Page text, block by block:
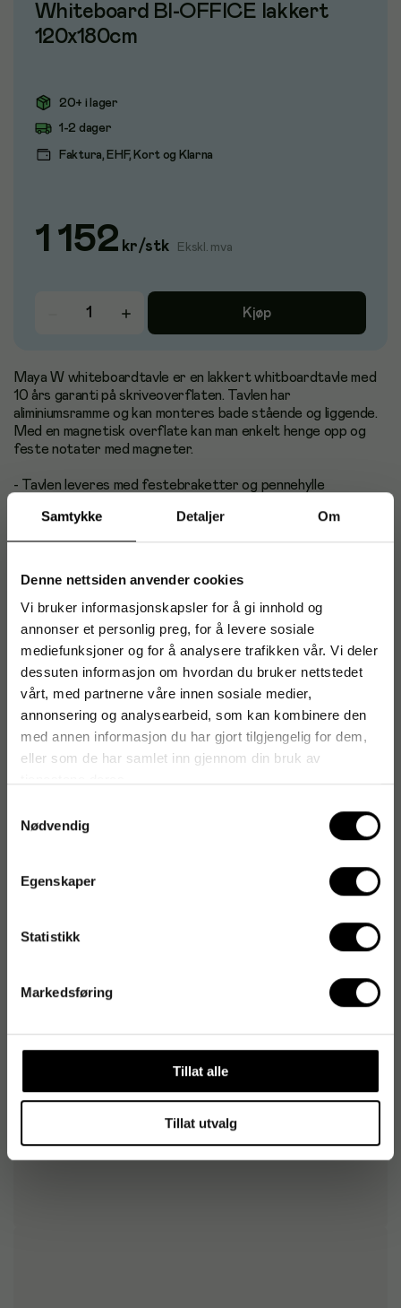
Samtykke Detaljer Om
Denne nettsiden anvender cookies
Vi bruker informasjonskapsler for å gi innhold og
annonser et personlig preg, for å levere sosiale
mediefunksjoner og for å analysere trafikken vår. Vi deler
dessuten informasjon om hvordan du bruker nettstedet
vårt, med partnerne våre innen sosiale medier,
annonsering og analysearbeid, som kan kombinere den
med annen informasjon du har gjort tilgjengelig for dem,
eller som de har samlet inn gjennom din bruk av
Nødvendig
Egenskaper
Statistikk
Markedsføring
Tillat alle
Tillat utvalg
Whiteboard BI-OFFICE lakkert
120x180cm
20+ i lager
1-2 dager
Faktura, EHF, Kort og Klarna
1 152 kr/stk Ekskl. mva
Kjøp
Maya W whiteboardtavle er en lakkert whitboardtavle med
10 års garanti på skriveoverflaten. Tavlen har
aliminiumsramme og kan monteres bade stående og liggende.
Med en magnetisk overflate kan man enkelt henge opp og
feste notater med magneter.
- Tavlen leveres med festebraketter og pennehylle
- Magnetisk overflate
Artikkelnummer: 250949
Originalnummer :
MA2707178
EAN:
5603750117773
Produktspesifikasjoner
Magnetisk